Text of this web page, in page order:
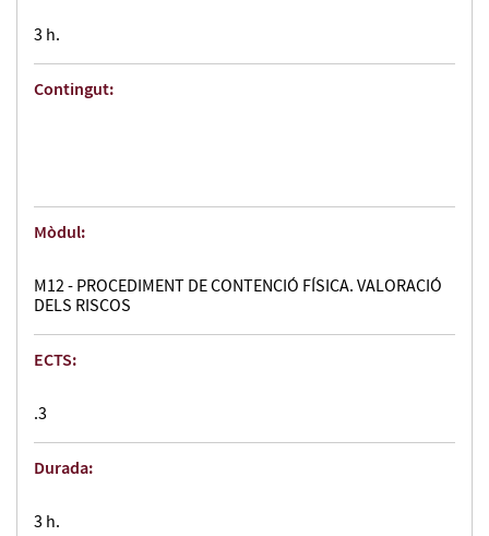
3 h.
Contingut:
Mòdul:
M12 - PROCEDIMENT DE CONTENCIÓ FÍSICA. VALORACIÓ
DELS RISCOS
ECTS:
.3
Durada:
3 h.